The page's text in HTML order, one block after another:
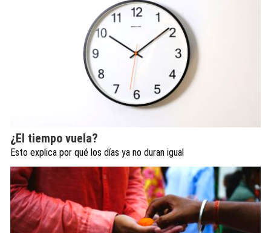
¿El tiempo vuela?
Esto explica por qué los días ya no duran igual